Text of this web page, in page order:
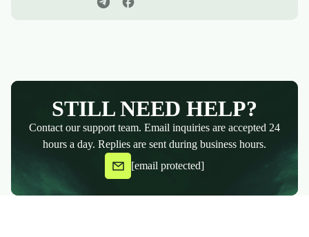
STILL NEED HELP?
Contact our support team. Email inquiries are accepted 24
hours a day. Replies are sent during business hours.
[email protected]